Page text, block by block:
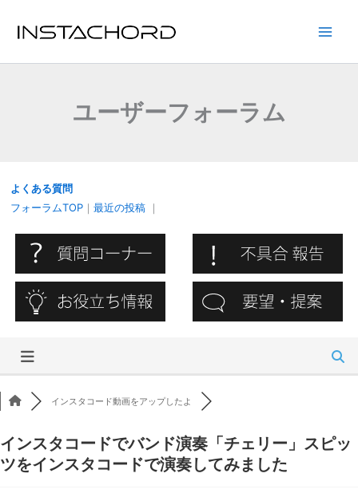
ユーザーフォーラム
よくある質問
フォーラムTOP ｜ 最近の投稿 ｜
インスタコード動画をアップしたよ
インスタコードでバンド演奏「チェリー」スピッ
ツをインスタコードで演奏してみました